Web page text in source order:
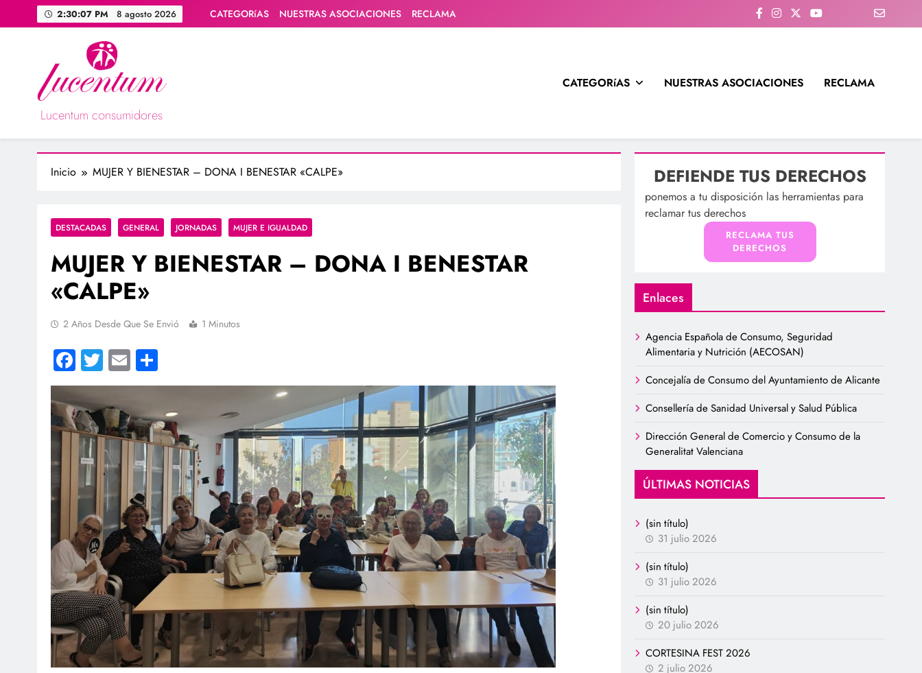
al
2:30:08 PM 8 agosto 2026 CATEGORíAS NUESTRAS ASOCIACIONES RECLAMA
Lucentum consumidores
Asociación de consumidores / consumidoras Lucentum
CATEGORíAS NUESTRAS ASOCIACIONES RECLAMA
Inicio MUJER Y BIENESTAR – DONA I BENESTAR «CALPE»
DESTACADAS GENERAL JORNADAS MUJER E IGUALDAD
MUJER Y BIENESTAR – DONA I BENESTAR
«CALPE»
2 Años Desde Que Se Envió 1 Minutos
Facebook
Twitter
Email
DEFIENDE TUS DERECHOS
ponemos a tu disposición las herramientas para
reclamar tus derechos
RECLAMA TUS
DERECHOS
Enlaces
Agencia Española de Consumo, Seguridad
Alimentaria y Nutrición (AECOSAN)
Concejalía de Consumo del Ayuntamiento de Alicante
Consellería de Sanidad Universal y Salud Pública
Dirección General de Comercio y Consumo de la
Generalitat Valenciana
ÚLTIMAS NOTICIAS
(sin título)
31 julio 2026
(sin título)
31 julio 2026
(sin título)
20 julio 2026
CORTESINA FEST 2026
2 julio 2026